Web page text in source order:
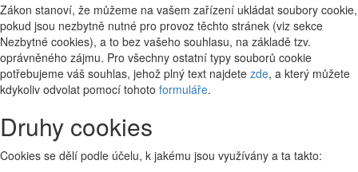
Zákon stanoví, že můžeme na vašem zařízení ukládat soubory cookie,
pokud jsou nezbytně nutné pro provoz těchto stránek (viz sekce
Nezbytné cookies), a to bez vašeho souhlasu, na základě tzv.
oprávněného zájmu. Pro všechny ostatní typy souborů cookie
potřebujeme váš souhlas, jehož plný text najdete zde, a který můžete
kdykoliv odvolat pomocí tohoto formuláře.
Druhy cookies
Cookies se dělí podle účelu, k jakému jsou využívány a ta takto: